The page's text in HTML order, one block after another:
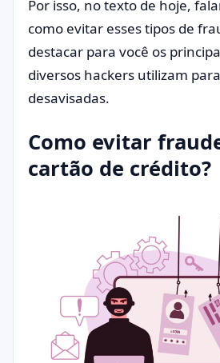
Por isso, no texto de hoje,
como evitar esses tipos de
destacar para você os
diversos hackers utilizam
desavisadas.
Como evitar
cartão de crédito?